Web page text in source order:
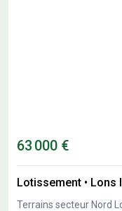
63 000 €
Lotissement • Lons
Terrains secteur Nord